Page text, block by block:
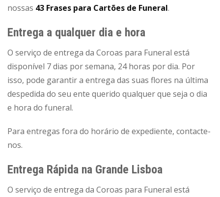
nossas 43 Frases para Cartões de Funeral.
Entrega a qualquer dia e hora
O serviço de entrega da Coroas para Funeral está
disponível 7 dias por semana, 24 horas por dia. Por
isso, pode garantir a entrega das suas flores na última
despedida do seu ente querido qualquer que seja o dia
e hora do funeral.
Para entregas fora do horário de expediente, contacte-
nos.
Entrega Rápida na Grande Lisboa
O serviço de entrega da Coroas para Funeral está